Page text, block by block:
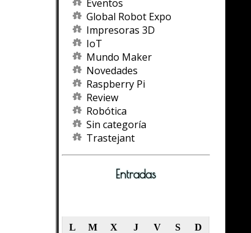
Eventos
Global Robot Expo
Impresoras 3D
IoT
Mundo Maker
Novedades
Raspberry Pi
Review
Robótica
Sin categoría
Trastejant
Entradas
L M X J V S D